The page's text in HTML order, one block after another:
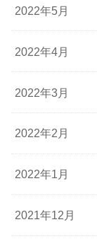
2022年5月
2022年4月
2022年3月
2022年2月
2022年1月
2021年12月